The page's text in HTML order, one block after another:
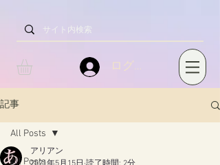
ログイン
記事
All Posts
All Posts
アリアン